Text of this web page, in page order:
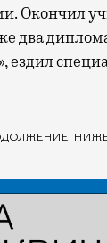
Окончил
два
ездил